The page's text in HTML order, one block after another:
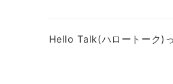
Hello Talk(ハロートーク)